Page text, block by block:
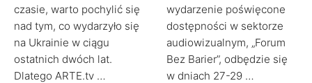
czasie, warto pochylić się
nad tym, co wydarzyło się
na Ukrainie w ciągu
ostatnich dwóch lat.
Dlatego ARTE.tv …
wydarzenie poświęcone
dostępności w sektorze
audiowizualnym, „Forum
Bez Barier”, odbędzie się
w dniach 27-29 …